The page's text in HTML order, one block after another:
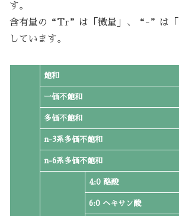
す。
含有量の“Tr”は「微量」、“-”は「
しています。
飽和
一価不飽和
多価不飽和
n-3系多価不飽和
n-6系多価不飽和
4:0 酪酸
6:0 ヘキサン酸